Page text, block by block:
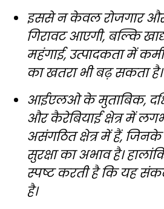
इससे न केवल रोजगार
गिरावट आएगी, बल्कि
महंगाई, उत्पादकता में
का खतरा भी बढ़ सकता है।
आईएलओ के मुताबिक,
और कैरेबियाई क्षेत्र में
असंगठित क्षेत्र में हैं,
सुरक्षा का अभाव है।
स्पष्ट करती है कि यह संकट
है।